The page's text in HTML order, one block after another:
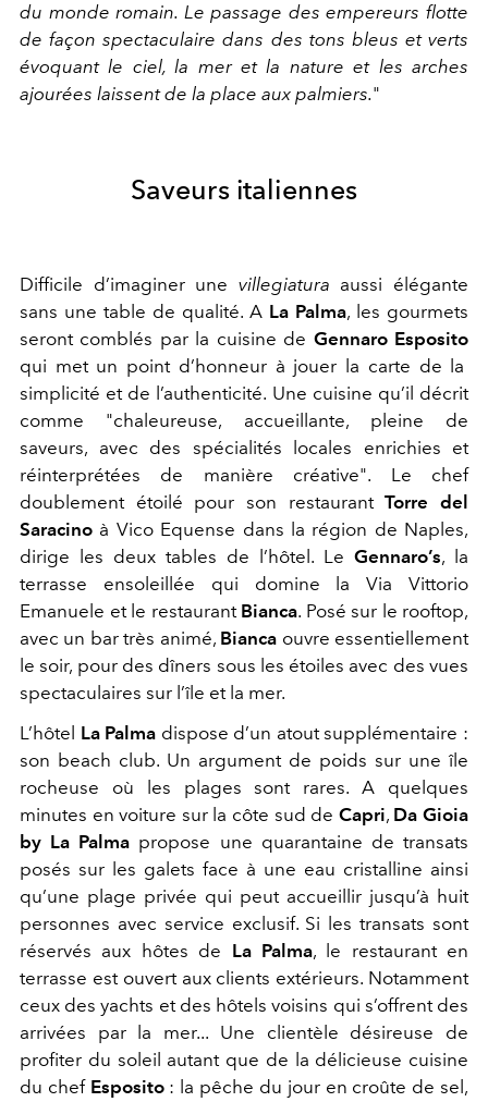
du monde romain. Le passage des empereurs flotte
de façon spectaculaire dans des tons bleus et verts
évoquant le ciel,la meret la nature et les arches
ajourées laissent de la place aux palmiers."
Saveurs italiennes
Difficile d’imaginer une villegiatura aussi élégante
sans une table de qualité. A La Palma, les gourmets
seront comblés par la cuisine de Gennaro Esposito
qui met un point d’honneur à jouer la carte de la
simplicité et de l’authenticité. Une cuisine qu’il décrit
comme "chaleureuse, accueillante, pleine de
saveurs, avec des spécialités locales enrichies et
réinterprétées de manière créative". Le chef
doublement étoilé pour son restaurantTorre del
Saracino à Vico Equense dans la région de Naples,
dirige les deux tables de l’hôtel. Le Gennaro’s, la
terrasse ensoleillée qui domine laVia Vittorio
Emanuele et le restaurant Bianca. Posé sur le rooftop,
avec un bar très animé, Bianca ouvre essentiellement
le soir, pour des dîners sous les étoiles avec des vues
spectaculaires sur l’île et la mer.
L’hôtel La Palma dispose d’un atout supplémentaire :
son beach club. Un argument de poids sur une île
rocheuse où les plages sont rares. A quelques
minutes en voiture sur la côte sud de Capri, Da Gioia
by La Palma propose une quarantaine de transats
posés sur les galets face à une eau cristalline ainsi
qu’une plage privée qui peut accueillir jusqu’à huit
personnes avec service exclusif. Si les transats sont
réservés aux hôtes de La Palma, le restaurant en
terrasse est ouvert aux clients extérieurs. Notamment
ceux des yachts et des hôtels voisins qui s’offrent des
arrivées par la mer... Une clientèle désireuse de
profiter du soleil autant que de la délicieuse cuisine
du chef Esposito: la pêche du jour en croûte de sel,